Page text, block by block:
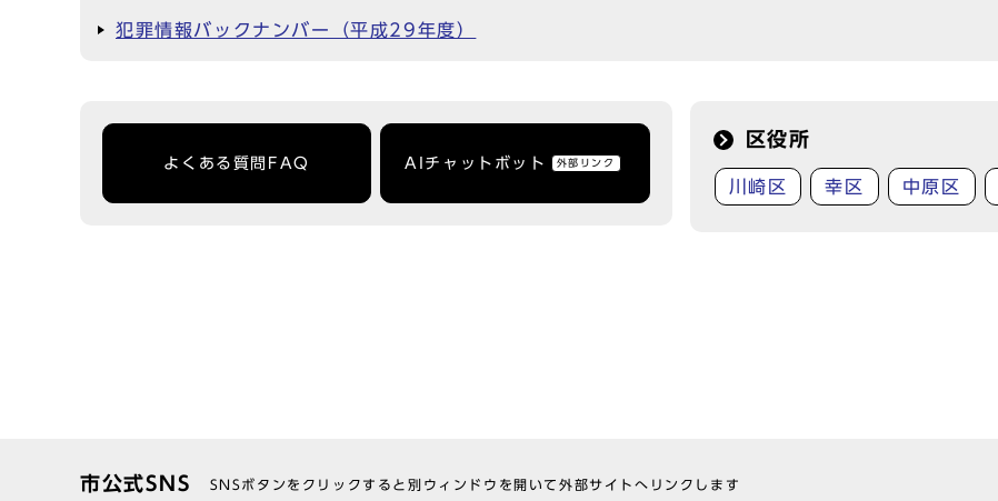
犯罪情報バックナンバー（平成29年度）
よくある質問FAQ AIチャットボット 外部リンク
区役所
川崎区 幸区 中原区
市公式SNS SNSボタンをクリックすると別ウィンドウを開いて外部サイトへリンクします